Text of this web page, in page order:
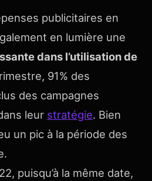
publicitaires en
en lumière une
dans l’utilisation de
91% des
des campagnes
leur stratégie. Bien
un pic à la période des
puisqu’à la même date,